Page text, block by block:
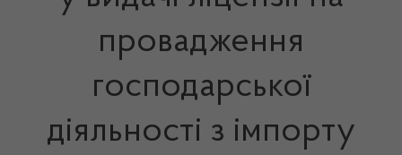
провадження
господарської
діяльності з імпорту